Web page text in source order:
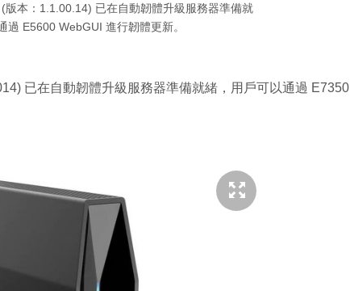
版本：1.1.00.14) 已在自動韌體升級服務器準備就
過 E5600 WebGUI 進行韌體更新。
已在自動韌體升級服務器準備就緒，用戶可以通過 E7350